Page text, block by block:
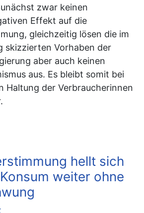
zwar keinen
Effekt auf die
gleichzeitig lösen die im
skizzierten Vorhaben der
aber auch keinen
aus. Es bleibt somit bei
Haltung der Verbraucherinnen
hellt sich
weiter ohne